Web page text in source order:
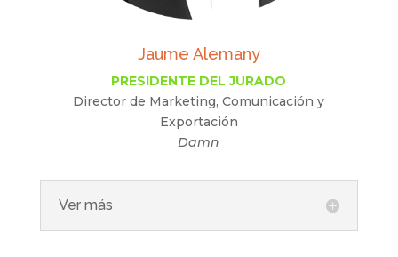
Jaume Alemany
PRESIDENTE DEL JURADO
Director de Marketing, Comunicación y
Exportación
Damn
Ver más